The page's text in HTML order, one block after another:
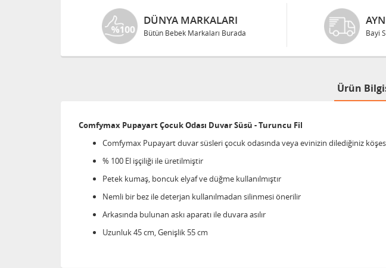
DÜNYA MARKALARI
Bütün Bebek Markaları Burada Bayi
Ürün
Comfymax Pupayart Çocuk Odası Duvar Süsü - Turuncu Fil
Comfymax Pupayart duvar süsleri çocuk odasında veya evinizin dilediğiniz
% 100 El işçiliği ile üretilmiştir
Petek kumaş, boncuk elyaf ve düğme kullanılmıştır
Nemli bir bez ile deterjan kullanılmadan silinmesi önerilir
Arkasında bulunan askı aparatı ile duvara asılır
Uzunluk 45 cm, Genişlik 55 cm